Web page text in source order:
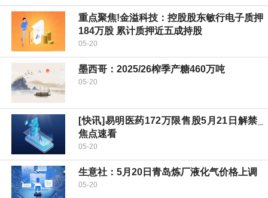
重点聚焦!金溢科技：控股股东敏行电子质押
184万股 累计质押近五成持股
05-20
墨西哥：2025/26榨季产糖460万吨
05-20
[快讯]易明医药172万限售股5月21日解禁_
焦点速看
05-20
生意社：5月20日青岛炼厂液化气价格上调
05-20